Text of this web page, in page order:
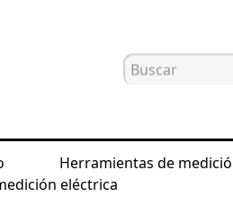
Herramientas de
eléctrica
Herramientas para